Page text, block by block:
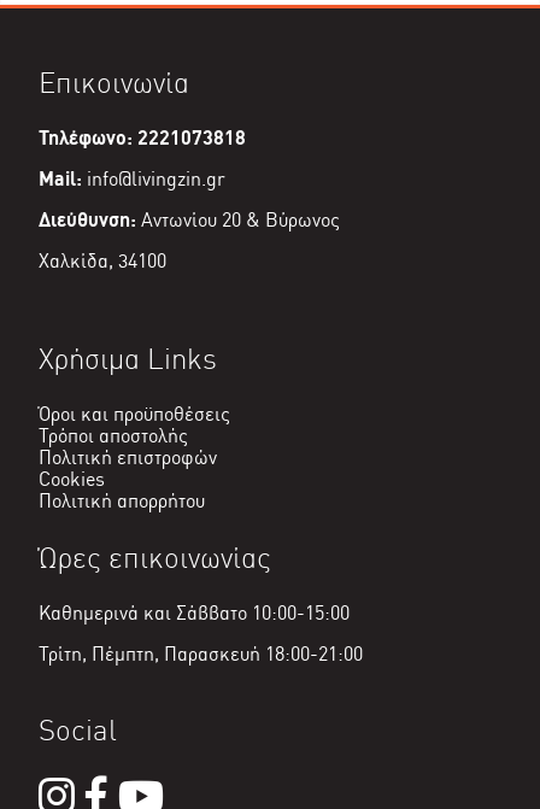
was:
τρέχουσα
Επικοινωνία
Τηλέφωνο: 2221073818
Mail: info@livingzin.gr
Διεύθυνση: Αντωνίου 20 & Βύρωνος
Χαλκίδα, 34100
Χρήσιμα Links
Όροι και προϋποθέσεις
Τρόποι αποστολής
Πολιτική επιστροφών
Cookies
Πολιτική απορρήτου
Ώρες επικοινωνίας
Καθημερινά και Σάββατο 10:00-15:00
Τρίτη, Πέμπτη, Παρασκευή 18:00-21:00
Social